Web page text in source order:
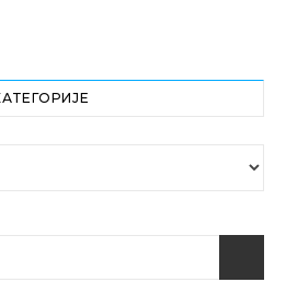
Facebookon Twitter
profile on Instagram
profile on YouTube